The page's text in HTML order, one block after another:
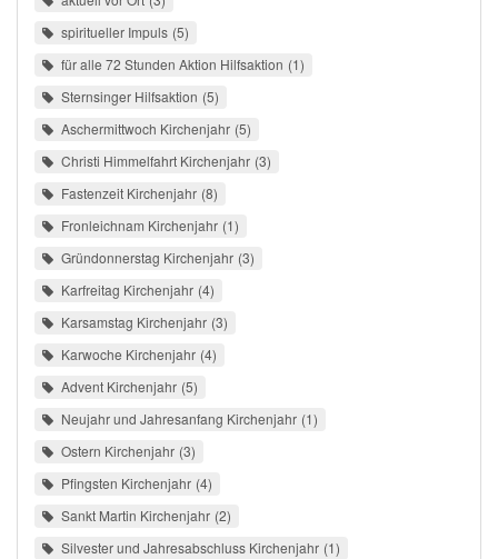
spiritueller Impuls 5
für alle 72 Stunden Aktion Hilfsaktion 1
Sternsinger Hilfsaktion 5
Aschermittwoch Kirchenjahr 5
Christi Himmelfahrt Kirchenjahr 3
Fastenzeit Kirchenjahr 8
Fronleichnam Kirchenjahr 1
Gründonnerstag Kirchenjahr 3
Karfreitag Kirchenjahr 4
Karsamstag Kirchenjahr 3
Karwoche Kirchenjahr 4
Advent Kirchenjahr 5
Neujahr und Jahresanfang Kirchenjahr 1
Ostern Kirchenjahr 3
Pfingsten Kirchenjahr 4
Sankt Martin Kirchenjahr 2
Silvester und Jahresabschluss Kirchenjahr 1